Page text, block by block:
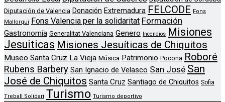
Diputación de Valencia Donación Extremadura FELCODE Fons
Mallorqui
Fons Valencia per la solidaritat Formación
Gastronomía Generalitat Valenciana Genero Incendios
Misiones
Jesuiticas Misiones Jesuíticas de Chiquitos
Museo Santa Cruz La Vieja Música Patrimonio Pocona Roboré
Rubens Barbery San Ignacio de Velasco San José San
José de Chiquitos Santa Cruz Santiago de Chiquitos Sofia
Treball Solidari Turismo Turismo deportivo